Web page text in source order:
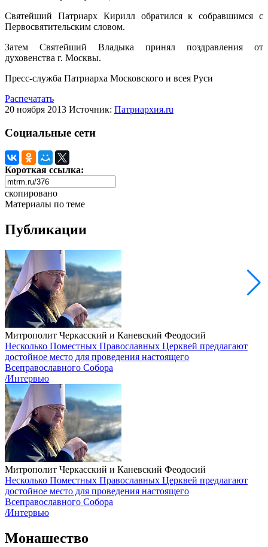
Святейший Патриарх Кирилл обратился к собравшимся с
Первосвятительским словом.
Затем Святейший Владыка принял поздравления от
духовенства г. Москвы.
Пресс-служба Патриарха Московского и всея Руси
Распечатать
20 ноября 2013 Источник: Патриархия.ru
Социальные сети
Короткая ссылка:
скопировано
Материалы по теме
Публикации
Митрополит Черкасский и Каневский Феодосий
Несколько Поместных Православных Церквей предлагают
достойное место для проведения настоящего
Всеправославного Собора
/Интервью
Митрополит Черкасский и Каневский Феодосий
Несколько Поместных Православных Церквей предлагают
достойное место для проведения настоящего
Всеправославного Собора
/Интервью
Монашество